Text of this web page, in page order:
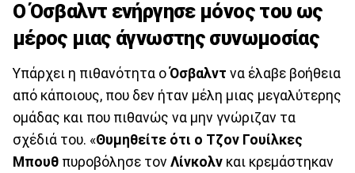
Ο Όσβαλντ ενήργησε μόνος του ως
μέρος μιας άγνωστης συνωμοσίας
Υπάρχει η πιθανότητα οΌσβαλντ να έλαβε βοήθεια
από κάποιους, που δεν ήταν μέλη μιας μεγαλύτερης
ομάδας και που πιθανώς να μην γνώριζαν τα
σχέδιά του. «Θυμηθείτε ότι ο Τζον Γουίλκες
Μπουθ πυροβόλησε τον Λίνκολν και κρεμάστηκαν